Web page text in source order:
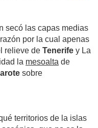
secó las capas medias
por la cual apenas
relieve de Tenerife y La
la mesoalta de
sobre
territorios de la islas